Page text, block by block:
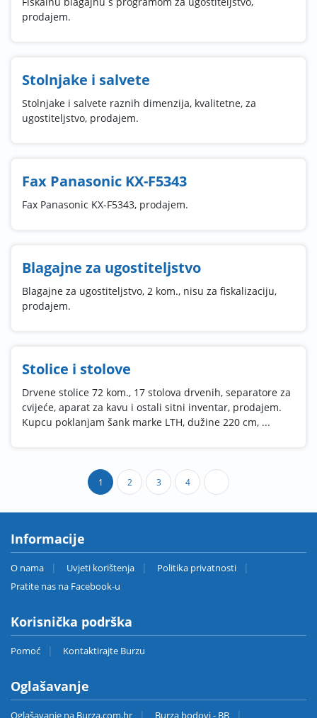
prodajem.
Stolnjake i salvete
Stolnjake i salvete raznih dimenzija, kvalitetne, za
ugostiteljstvo, prodajem.
Fax Panasonic KX-F5343
Fax Panasonic KX-F5343, prodajem.
Blagajne za ugostiteljstvo
Blagajne za ugostiteljstvo, 2 kom., nisu za fiskalizaciju,
prodajem.
Stolice i stolove
Drvene stolice 72 kom., 17 stolova drvenih, separatore za
cvijeće, aparat za kavu i ostali sitni inventar, prodajem.
Kupcu poklanjam šank marke LTH, dužine 220 cm, ...
1 2 3 4
Informacije
O nama Uvjeti korištenja
Politika privatnosti
Pratite nas na Facebook-u
Korisnička podrška
Pomoć Kontaktirajte Burzu
Oglašavanje
Oglašavanje na Burza.com.hr Burza bodovi - BB